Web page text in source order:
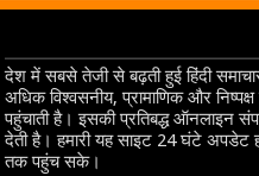
देश में सबसे तेजी से बढ़ती हुई हिंदी
अधिक विश्वसनीय, प्रामाणिक और
पहुंचाती है। इसकी प्रतिबद्ध ऑनलाइन
देती है। हमारी यह साइट 24 घंटे अपडेट
तक पहुंच सके।